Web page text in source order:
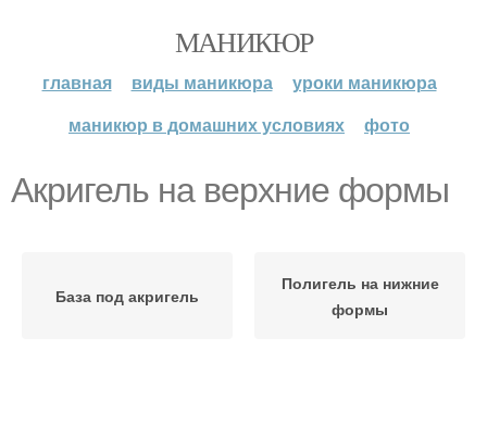
МАНИКЮР
главная виды маникюра
уроки маникюра
маникюр в домашних условиях
фото
Акригель на верхние формы
База под акригель
Полигель на нижние
формы